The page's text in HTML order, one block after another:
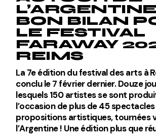
BON BILAN
LE FESTIVAL
FARAWAY
REIMS
La 7e édition du festival des arts à
conclu le 7 février dernier. Douze
lesquels 150 artistes se sont
l’occasion de plus de 45
propositions artistiques, tournées
l’Argentine ! Une édition plus que